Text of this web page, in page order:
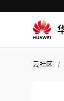
云社区